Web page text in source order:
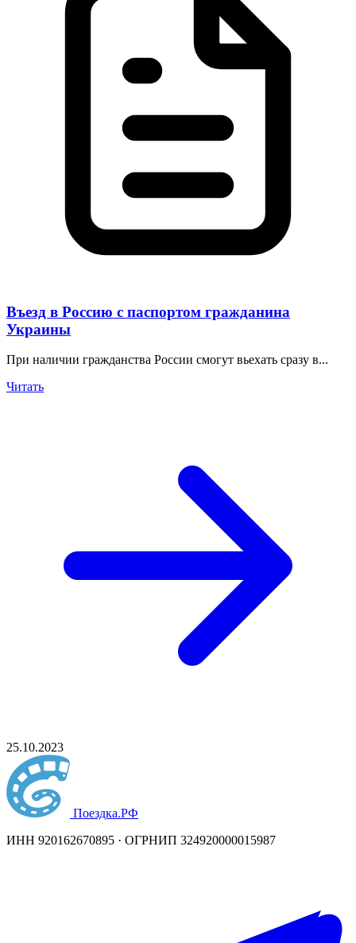
Въезд в Россию с паспортом гражданина
Украины
При наличии гражданства России смогут вьехать сразу в...
Читать
25.10.2023
Поездка.РФ
ИНН 920162670895 · ОГРНИП 324920000015987